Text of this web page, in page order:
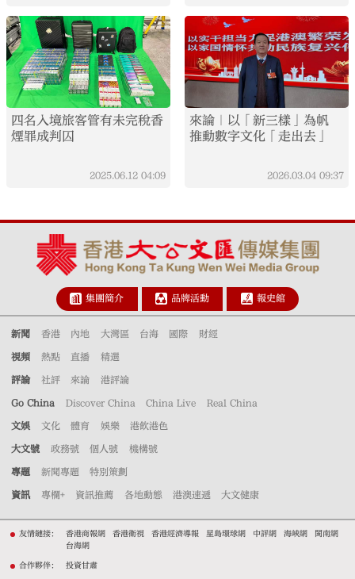
四名入境旅客管有未完稅香
煙罪成判囚
2025.06.12 04:09
來論｜以「新三樣」為帆
推動數字文化「走出去」
2026.03.04 09:37
集團簡介 品牌活動 報史館
新聞 香港 內地 大灣區 台海 國際 財經
視頻 熱點 直播 精選
評論 社評 來論 港評論
Go China Discover China China Live Real China
文娛 文化 體育 娛樂 港飲港色
大文號 政務號 個人號 機構號
專題 新聞專題 特別策劃
資訊 專欄+ 資訊推薦 各地動態 港澳速遞 大文健康
友情鏈接： 香港商報網 香港衛視 香港經濟導報 星島環球網 中評網 海峽網
閩南網
台海網
合作夥伴： 投資甘肅